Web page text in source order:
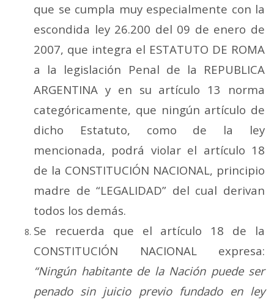
que se cumpla muy especialmente con la
escondida ley 26.200 del 09 de enero de
2007, que integra el ESTATUTO DE ROMA
a la legislación Penal de la REPUBLICA
ARGENTINA y en su artículo 13 norma
categóricamente, que ningún artículo de
dicho Estatuto, como de la ley
mencionada, podrá violar el artículo 18
de la CONSTITUCIÓN NACIONAL, principio
madre de “LEGALIDAD” del cual derivan
todos los demás.
Se recuerda que el artículo 18 de la
CONSTITUCIÓN NACIONAL expresa:
“Ningún habitante de la Nación puede ser
penado sin juicio previo fundado en ley